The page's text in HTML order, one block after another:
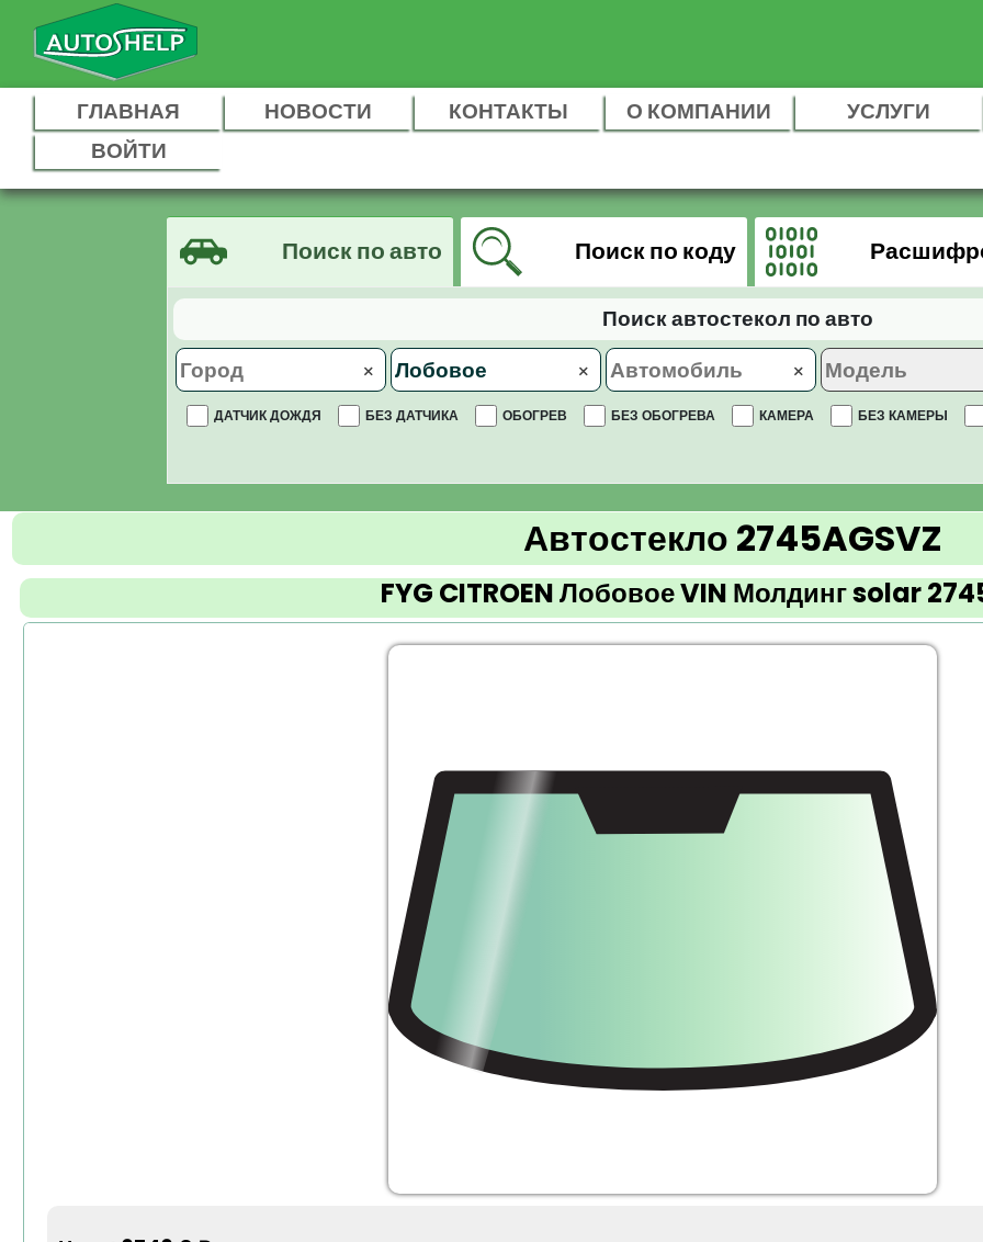
ГЛАВНАЯ НОВОСТИ КОНТАКТЫ О КОМПАНИИ УСЛУГИ
ВОЙТИ
Поиск по авто Поиск по коду
Поиск автостекол по авто
× × ×
ДАТЧИК ДОЖДЯ БЕЗ ДАТЧИКА ОБОГРЕВ БЕЗ ОБОГРЕВА КАМЕРА БЕЗ КАМЕРЫ
Автостекло 2745AGSVZ
FYG CITROEN Лобовое VIN Молдинг solar